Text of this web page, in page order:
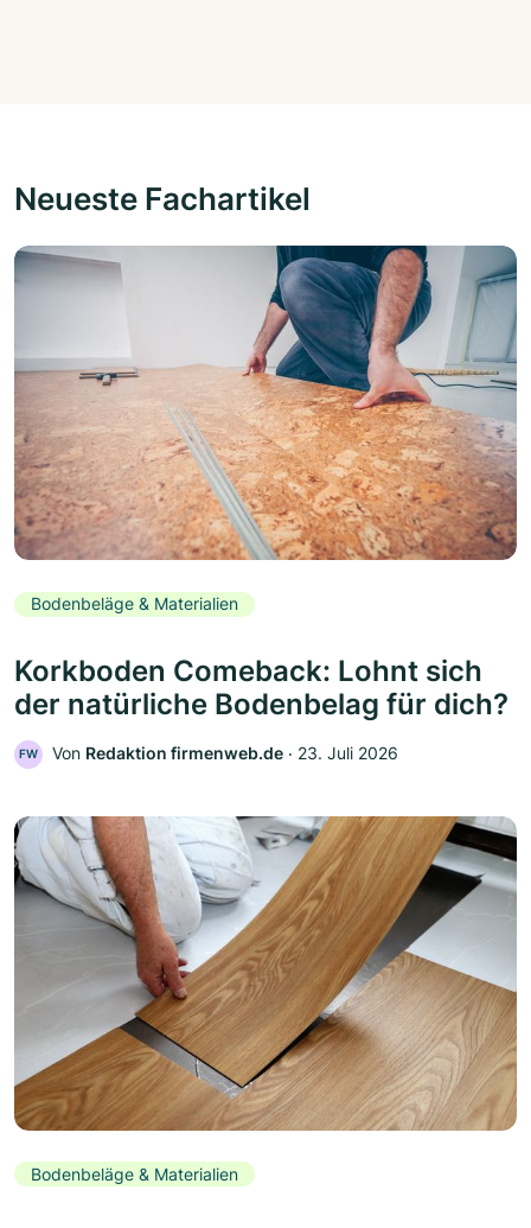
Neueste Fachartikel
Bodenbeläge & Materialien
Korkboden Comeback: Lohnt sich
der natürliche Bodenbelag für dich?
FW Von Redaktion firmenweb.de ‧ 23. Juli 2026
Bodenbeläge & Materialien